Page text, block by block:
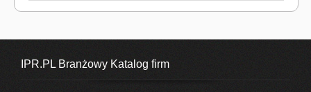
IPR.PL Branżowy Katalog firm